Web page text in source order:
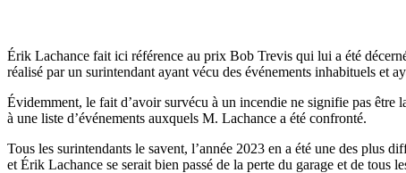
Érik Lachance fait ici référence au prix Bob Trevis qui lui a été
réalisé par un surintendant ayant vécu des événements inhabituels et
Évidemment, le fait d’avoir survécu à un incendie ne signifie pas
à une liste d’événements auxquels M. Lachance a été confronté.
Tous les surintendants le savent, l’année 2023 en a été une des plus
et Érik Lachance se serait bien passé de la perte du garage et de tous